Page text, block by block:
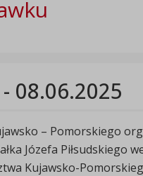
08.06.2025
– Pomorskiego
Józefa Piłsudskiego
Kujawsko-